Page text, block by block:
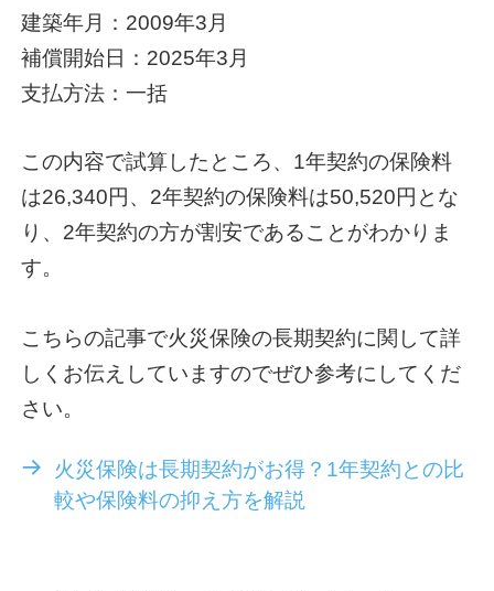
建築年月：2009年3月
補償開始日：2025年3月
支払方法：一括
この内容で試算したところ、1年契約の保険料
は26,340円、2年契約の保険料は50,520円とな
り、2年契約の方が割安であることがわかりま
す。
こちらの記事で火災保険の長期契約に関して詳
しくお伝えしていますのでぜひ参考にしてくだ
さい。
火災保険は長期契約がお得？1年契約との比
較や保険料の抑え方を解説